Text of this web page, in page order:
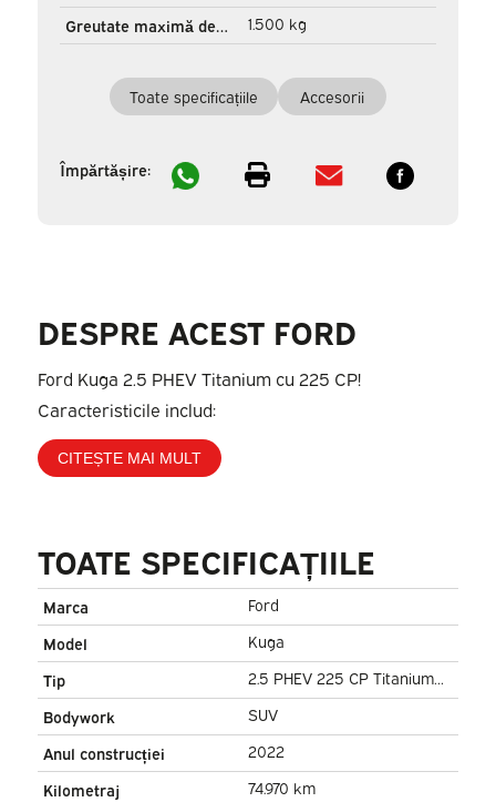
Greutate maximă de
1.500 kg
Toate specificațiile Accesorii
Împărtășire:
DESPRE ACEST FORD
Ford Kuga 2.5 PHEV Titanium cu 225 CP!
Caracteristicile includ:
CITEȘTE MAI MULT
TOATE SPECIFICAȚIILE
Marca
Ford
Model
Kuga
Tip
2.5 PHEV 225 CP Titanium
Scaune / Volan / Navi /
Carplay / Cameră / PDC /
Climatizare
Bodywork
SUV
Anul construcției
2022
Kilometraj
74.970 km